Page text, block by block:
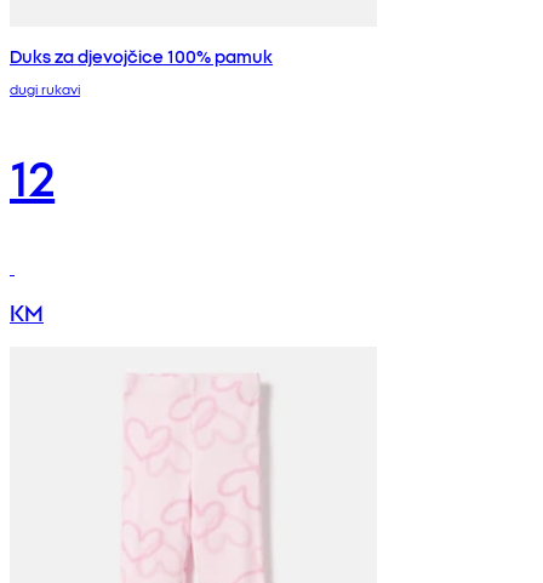
Duks za djevojčice 100% pamuk
dugi rukavi
12
KM